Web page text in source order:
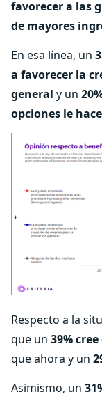
favorecer a las
de mayores
En esa línea, un
a favorecer la
general y un
opciones le
Respecto a la
que un 39%
que ahora y un
Asimismo, un